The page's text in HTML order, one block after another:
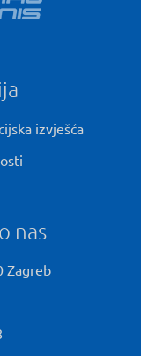
izvješća
nas
Zagreb